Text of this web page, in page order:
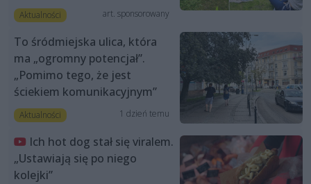
Aktualności art. sponsorowany
To śródmiejska ulica, która
ma „ogromny potencjał”.
„Pomimo tego, że jest
ściekiem komunikacyjnym”
Aktualności 1 dzień temu
Ich hot dog stał się viralem.
„Ustawiają się po niego
kolejki”